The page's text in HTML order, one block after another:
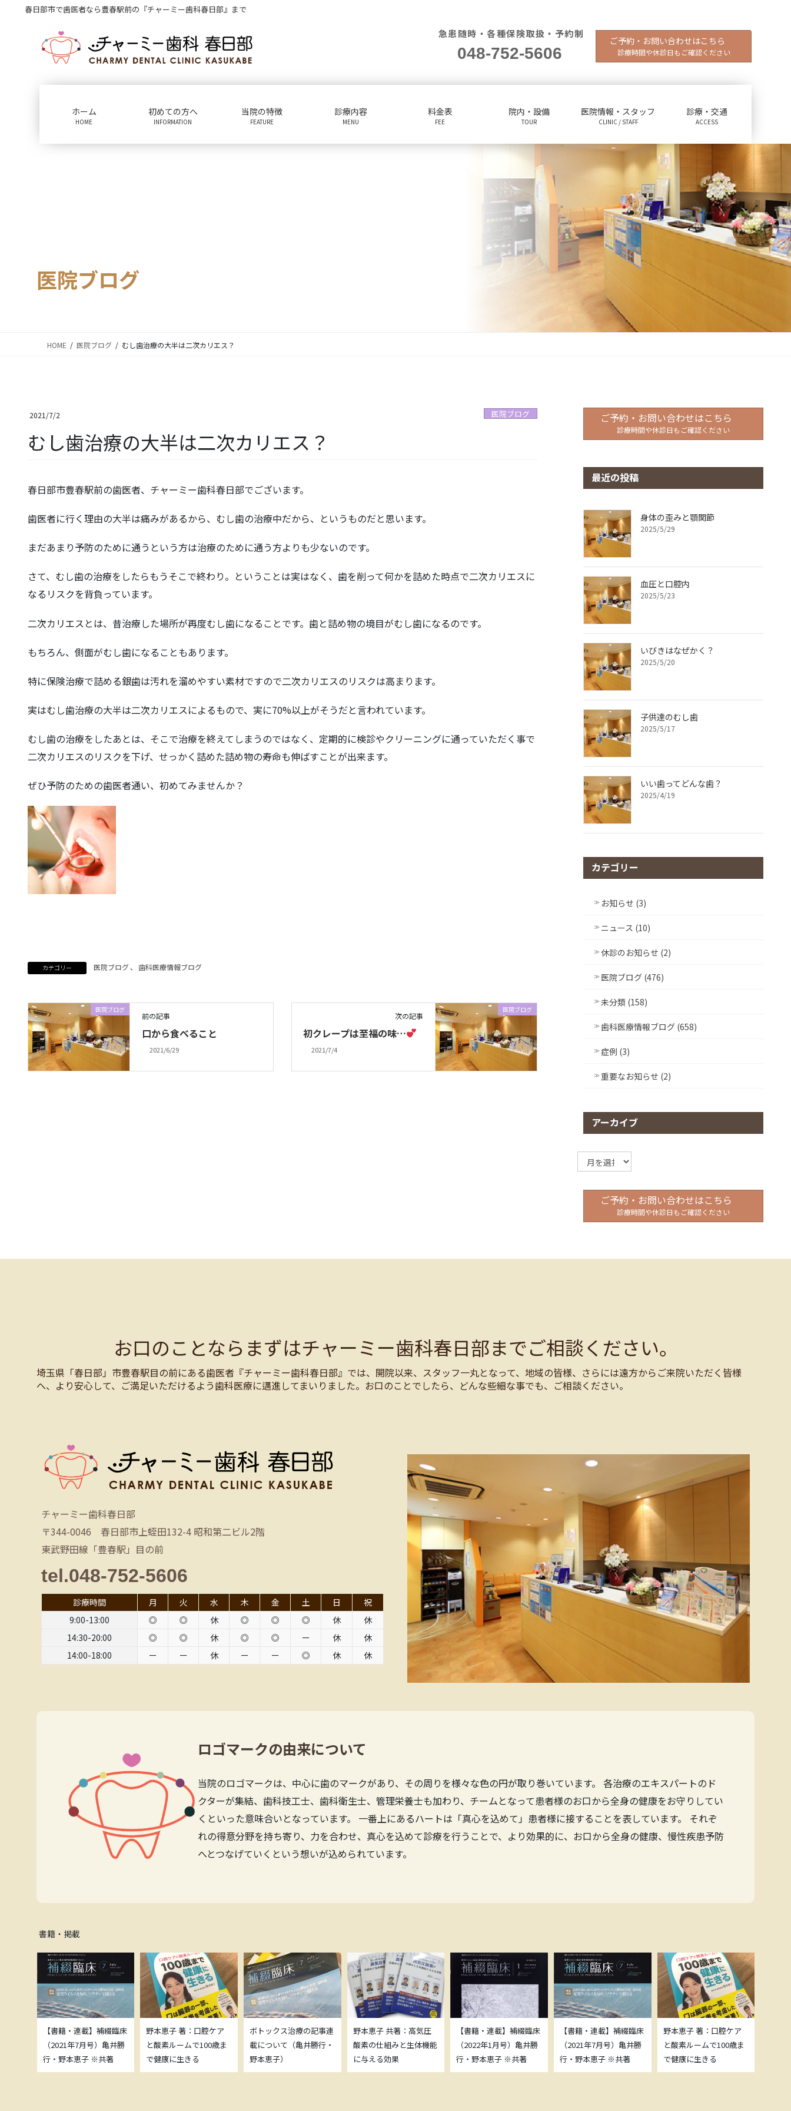
春日部市で歯医者なら豊春駅前の『チャーミー歯科春日部』まで
急患随時・各種保険取扱・予約制
048-752-5606
ご予約・お問い合わせはこちら
診療時間や休診日もご確認ください
ホーム
HOME
初めての方へ
INFORMATION
当院の特徴
FEATURE
診療内容
MENU
料金表
FEE
院内・設備
TOUR
医院情報・スタッフ
CLINIC / STAFF
診療・交通
ACCESS
医院ブログ
HOME 医院ブログ むし歯治療の大半は二次カリエス？
2021/7/2 医院ブログ
むし歯治療の大半は二次カリエス？
春日部市豊春駅前の歯医者、チャーミー歯科春日部でございます。
歯医者に行く理由の大半は痛みがあるから、むし歯の治療中だから、というものだと思います。
まだあまり予防のために通うという方は治療のために通う方よりも少ないのです。
さて、むし歯の治療をしたらもうそこで終わり。ということは実はなく、歯を削って何かを詰めた時点で二次カリエスに
なるリスクを背負っています。
二次カリエスとは、昔治療した場所が再度むし歯になることです。歯と詰め物の境目がむし歯になるのです。
もちろん、側面がむし歯になることもあります。
特に保険治療で詰める銀歯は汚れを溜めやすい素材ですので二次カリエスのリスクは高まります。
実はむし歯治療の大半は二次カリエスによるもので、実に70%以上がそうだと言われています。
むし歯の治療をしたあとは、そこで治療を終えてしまうのではなく、定期的に検診やクリーニングに通っていただく事で
二次カリエスのリスクを下げ、せっかく詰めた詰め物の寿命も伸ばすことが出来ます。
ぜひ予防のための歯医者通い、初めてみませんか？
カテゴリー 医院ブログ、 歯科医療情報ブログ
医院ブログ
前の記事
口から食べること
2021/6/29
医院ブログ
次の記事
初クレープは至福の味…
2021/7/4
ご予約・お問い合わせはこちら
診療時間や休診日もご確認ください
最近の投稿
身体の歪みと顎関節
2025/5/29
血圧と口腔内
2025/5/23
いびきはなぜかく？
2025/5/20
子供達のむし歯
2025/5/17
いい歯ってどんな歯？
2025/4/19
カテゴリー
お知らせ (3)
ニュース (10)
休診のお知らせ (2)
医院ブログ (476)
未分類 (158)
歯科医療情報ブログ (658)
症例 (3)
重要なお知らせ (2)
アーカイブ
ア
ー
イ
ご予約・お問い合わせはこちら
診療時間や休診日もご確認ください
お口のことならまずはチャーミー歯科春日部までご相談ください。
埼玉県「春日部」市豊春駅目の前にある歯医者『チャーミー歯科春日部』では、開院以来、スタッフ一丸となって、地域の皆様、さらには遠方からご来院いただく皆様
へ、より安心して、ご満足いただけるよう歯科医療に邁進してまいりました。お口のことでしたら、どんな些細な事でも、ご相談ください。
チャーミー歯科春日部
〒344-0046 春日部市上蛭田132-4 昭和第二ビル2階
東武野田線「豊春駅」目の前
tel.048-752-5606
診療時間 月 火 水 木 金 土 日
祝
9:00-13:00
◎ ◎ 休 ◎ ◎ ◎ 休
休
14:30-20:00
◎ ◎ 休 ◎ ◎ ー 休
休
14:00-18:00
ー ー 休 ー ー ◎ 休 休
ロゴマークの由来について
当院のロゴマークは、中心に歯のマークがあり、その周りを様々な色の円が取り巻いています。 各治療のエキスパートのド
クターが集結、歯科技工士、歯科衛生士、管理栄養士も加わり、チームとなって患者様のお口から全身の健康をお守りしてい
くといった意味合いとなっています。 一番上にあるハートは「真心を込めて」患者様に接することを表しています。 それぞ
れの得意分野を持ち寄り、力を合わせ、真心を込めて診療を行うことで、より効果的に、お口から全身の健康、慢性疾患予防
へとつなげていくという想いが込められています。
書籍・掲載
【書籍・連載】補綴臨床
（2021年7月号）亀井勝
行・野本恵子 ※共著
野本恵子 著：口腔ケア
と酸素ルームで100歳ま
で健康に生きる
ボトックス治療の記事連
載について（亀井勝行・
野本恵子）
野本恵子 共著：高気圧
酸素の仕組みと生体機能
に与える効果
【書籍・連載】補綴臨床
（2022年1月号）亀井勝
行・野本恵子 ※共著
【書籍・連載】補綴臨床
（2021年7月号）亀井勝
行・野本恵子 ※共著
野本恵子 著：口腔ケア
と酸素ルームで100歳ま
で健康に生きる